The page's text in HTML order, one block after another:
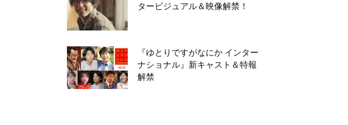
タービジュアル＆映像解禁！
『ゆとりですがなにか インター
ナショナル』新キャスト＆特報
解禁